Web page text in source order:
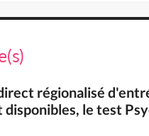
régionalisé
le test